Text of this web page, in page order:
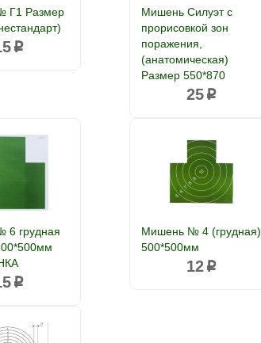
Г1 Размер
p
Мишень Силуэт с
прорисовкой зон
поражения,
(анатомическая)
Размер 550*870
25p
грудная
p
Мишень № 4 (грудная)
500*500мм
12 p